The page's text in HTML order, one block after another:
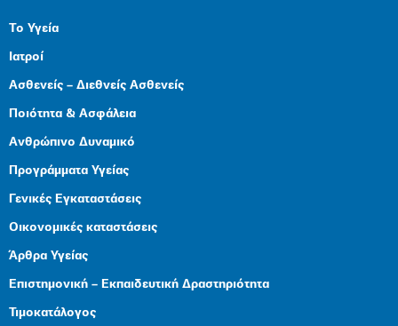
Το Υγεία
Ιατροί
Ασθενείς – Διεθνείς Ασθενείς
Ποιότητα & Ασφάλεια
Ανθρώπινο Δυναμικό
Προγράμματα Υγείας
Γενικές Εγκαταστάσεις
Οικονομικές καταστάσεις
Άρθρα Υγείας
Επιστημονική – Εκπαιδευτική Δραστηριότητα
Τιμοκατάλογος